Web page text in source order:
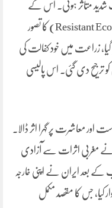
شدید متاثر ہوئی۔ اس کے
باوجود ایران نے “مزاحمتی معیشت” (Resistant Economy) کا تصور
زراعت میں خود کفالت کی
ترجیح دی گئی۔ اس پالیسی
اور معاشرت پر گہرا اثر ڈالا۔
مغربی اثرات سے آزادی
کے بعد ایران نے اپنی خارجہ
کیا، جس کا مقصد مکمل